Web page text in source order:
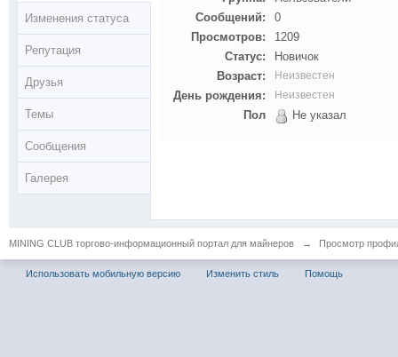
Изменения статуса
Репутация
Друзья
Темы
Сообщения
Галерея
Сообщений:
0
Просмотров:
1209
Статус:
Новичок
Возраст:
Неизвестен
День рождения: Неизвестен
Пол Не указал
MINING CLUB торгово-информационный портал для майнеров → Просмотр
Использовать мобильную версию Изменить стиль Помощь